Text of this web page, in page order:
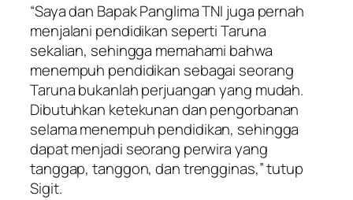
“Saya dan Bapak Panglima TNI juga pernah
menjalani pendidikan seperti Taruna
sekalian, sehingga memahami bahwa
menempuh pendidikan sebagai seorang
Taruna bukanlah perjuangan yang mudah.
Dibutuhkan ketekunan dan pengorbanan
selama menempuh pendidikan, sehingga
dapat menjadi seorang perwira yang
tanggap, tanggon, dan trengginas,” tutup
Sigit.